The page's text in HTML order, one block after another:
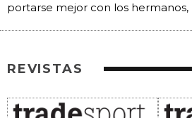
portarse mejor con los hermanos,
REVISTAS